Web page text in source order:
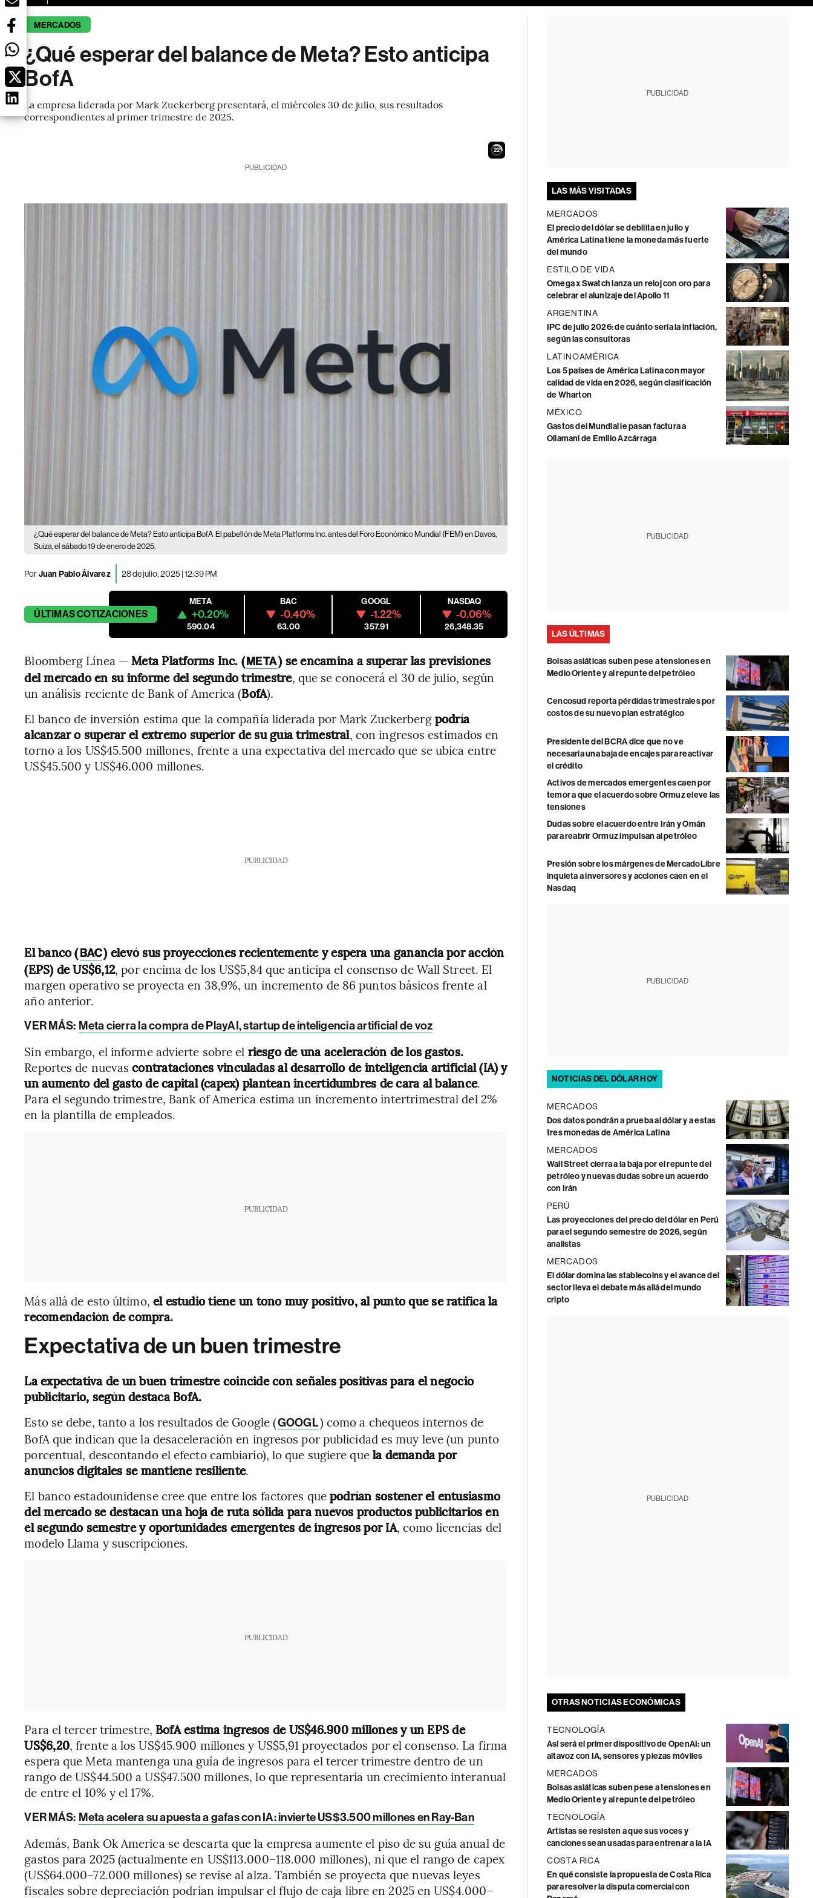
MERCADOS
¿Qué esperar del balance de Meta? Esto anticipa
BofA
La empresa liderada por Mark Zuckerberg presentará, el miércoles 30 de julio, sus resultados
correspondientes al primer trimestre de 2025.
21
PUBLICIDAD
¿Qué esperar del balance de Meta? Esto anticipa BofA El pabellón de Meta Platforms Inc. antes del Foro Económico Mundial (FEM) en Davos,
Suiza, el sábado 19 de enero de 2025.
PorJuan Pablo Álvarez 28 de julio, 2025 | 12:39 PM
ÚLTIMASCOTIZACIONES
META
+0.20%
590.04
BAC
-0.40%
63.00
GOOGL
-1.22%
357.91
NASDAQ
-0.06%
26,348.35
Bloomberg Línea —Meta Platforms Inc. (META) se encamina a superar las previsiones
del mercado en su informe del segundo trimestre, que se conocerá el 30 de julio, según
un análisis reciente de Bank of America (BofA).
El banco de inversión estima que la compañía liderada por Mark Zuckerbergpodría
alcanzar o superar el extremo superior de su guía trimestral, con ingresos estimados en
torno a los US$45.500 millones, frente a una expectativa del mercado que se ubica entre
US$45.500 y US$46.000 millones.
PUBLICIDAD
El banco (BAC) elevó sus proyecciones recientemente y espera una ganancia por acción
(EPS) de US$6,12, por encima de los US$5,84 que anticipa el consenso de Wall Street. El
margen operativo se proyecta en 38,9%, un incremento de 86 puntos básicos frente al
año anterior.
VER MÁS: Meta cierra la compra de PlayAI, startup de inteligencia artificial de voz
Sin embargo, el informe advierte sobre el riesgo de una aceleración de los gastos.
Reportes de nuevascontrataciones vinculadas al desarrollo de inteligencia artificial (IA) y
un aumento del gasto de capital (capex) plantean incertidumbres de cara al balance.
Para el segundo trimestre, Bank of America estima un incremento intertrimestral del 2%
en la plantilla de empleados.
PUBLICIDAD
Más allá de esto último, el estudio tiene un tono muy positivo, al punto que se ratifica la
recomendación de compra.
Expectativa de un buen trimestre
La expectativa de un buen trimestre coincide con señales positivas para el negocio
publicitario, según destaca BofA.
Esto se debe, tanto a los resultados de Google (GOOGL) como a chequeos internos de
BofA que indican que la desaceleración en ingresos por publicidad es muy leve (un punto
porcentual, descontando el efecto cambiario), lo que sugiere quela demanda por
anuncios digitales se mantiene resiliente.
El banco estadounidense cree que entre los factores quepodrían sostener el entusiasmo
del mercado se destacan una hoja de ruta sólida para nuevos productos publicitarios en
el segundo semestre y oportunidades emergentes de ingresos por IA, como licencias del
modelo Llama y suscripciones.
PUBLICIDAD
Para el tercer trimestre, BofA estima ingresos de US$46.900 millones y un EPS de
US$6,20, frente a los US$45.900 millones y US$5,91 proyectados por el consenso. La firma
espera que Meta mantenga una guía de ingresos para el tercer trimestre dentro de un
rango de US$44.500 a US$47.500 millones, lo que representaría un crecimiento interanual
de entre el 10% y el 17%.
VER MÁS: Meta acelera su apuesta a gafas con IA: invierte US$3.500 millones en Ray-Ban
Además, Bank Ok America se descarta que la empresa aumente el piso de su guía anual de
gastos para 2025 (actualmente en US$113.000–118.000 millones), ni que el rango de capex
(US$64.000–72.000 millones) se revise al alza. También se proyecta que nuevas leyes
fiscales sobre depreciación podrían impulsar el flujo de caja libre en 2025 en US$4.000–
PUBLICIDAD
LAS MÁS VISITADAS
MERCADOS
El precio del dólar se debilita en julio y
América Latina tiene la moneda más fuerte
del mundo
ESTILO DE VIDA
Omega x Swatch lanza un reloj con oro para
celebrar el alunizaje del Apollo 11
ARGENTINA
IPC de julio 2026: de cuánto sería la inflación,
según las consultoras
LATINOAMÉRICA
Los 5 países de América Latina con mayor
calidad de vida en 2026, según clasificación
de Wharton
MÉXICO
Gastos del Mundial le pasan factura a
Ollamani de Emilio Azcárraga
PUBLICIDAD
LAS ÚLTIMAS
Bolsas asiáticas suben pese a tensiones en
Medio Oriente y al repunte del petróleo
Cencosud reporta pérdidas trimestrales por
costos de su nuevo plan estratégico
Presidente del BCRA dice que no ve
necesaria una baja de encajes para reactivar
el crédito
Activos de mercados emergentes caen por
temor a que el acuerdo sobre Ormuz eleve las
tensiones
Dudas sobre el acuerdo entre Irán y Omán
para reabrir Ormuz impulsan al petróleo
Presión sobre los márgenes de MercadoLibre
inquieta a inversores y acciones caen en el
Nasdaq
PUBLICIDAD
NOTICIAS DEL DÓLAR HOY
MERCADOS
Dos datos pondrán a prueba al dólar y a estas
tres monedas de América Latina
MERCADOS
Wall Street cierra a la baja por el repunte del
petróleo y nuevas dudas sobre un acuerdo
con Irán
PERÚ
Las proyecciones del precio del dólar en Perú
para el segundo semestre de 2026, según
analistas
MERCADOS
El dólar domina las stablecoins y el avance del
sector lleva el debate más allá del mundo
cripto
PUBLICIDAD
OTRAS NOTICIAS ECONÓMICAS
TECNOLOGÍA
Así será el primer dispositivo de OpenAI: un
altavoz con IA, sensores y piezas móviles
MERCADOS
Bolsas asiáticas suben pese a tensiones en
Medio Oriente y al repunte del petróleo
TECNOLOGÍA
Artistas se resisten a que sus voces y
canciones sean usadas para entrenar a la IA
COSTA RICA
En qué consiste la propuesta de Costa Rica
para resolver la disputa comercial con